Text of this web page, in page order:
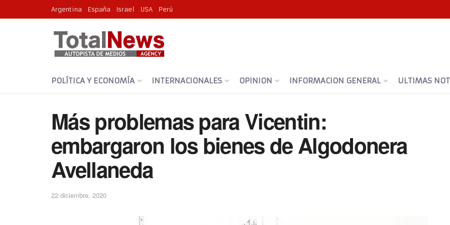
Argentina España Israel USA Perú
POLÍTICA Y ECONOMÍA INTERNACIONALES OPINION INFORMACION GENERAL ULTIMAS
Más problemas para Vicentin:
embargaron los bienes de Algodonera
Avellaneda
22 diciembre, 2020